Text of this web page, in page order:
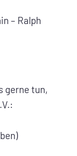
– Ralph
gerne tun,